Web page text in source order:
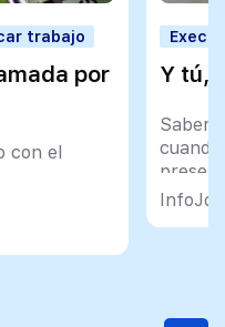
trabajo
por
con el
Y tú,
Saber